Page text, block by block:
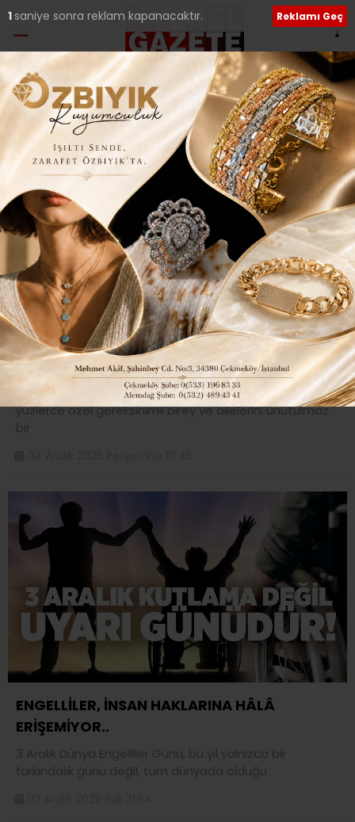
Etiket:3 Aralık
ÇEKMEKÖY’DE ENGELLERİ AŞAN DAYANIŞMA
GECESİ..
Çekmeköy Belediyesi, 3 Aralık Dünya Engelliler Günü’nde
yüzlerce özel gereksinimli birey ve ailelerini unutulmaz
bir
ENGELLİLER, İNSAN HAKLARINA HÂLÂ
ERİŞEMİYOR..
3 Aralık Dünya Engelliler Günü, bu yıl yalnızca bir
farkındalık günü değil, tüm dünyada olduğu
1 saniye sonra reklam kapanacaktır. Reklamı Geç